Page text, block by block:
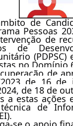
de
Pessoas
de
de
no Domínio
de
de 16 de
de 18 de
a estas ações
de